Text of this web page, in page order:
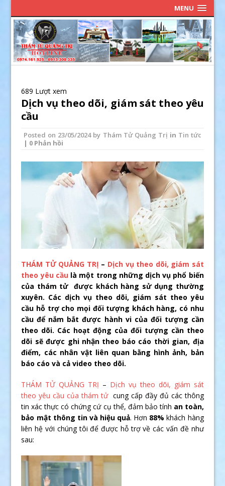
MENU
689 Lượt xem
Dịch vụ theo dõi, giám sát theo yêu
cầu
Posted on 23/05/2024by Thám Tử Quảng Trị in Tin tức
| 0 Phản hồi
THÁM TỬ QUẢNG TRỊ – Dịch vụ theo dõi, giám sát
theo yêu cầu là một trong những dịch vụ phổ biến
của thám tử được khách hàng sử dụng thường
xuyên. Các dịch vụ theo dõi, giám sát theo yêu
cầu hỗ trợ cho mọi đối tượng khách hàng, có nhu
cầu để nắm bắt được hành vi của đối tượng cần
theo dõi. Các hoạt động của đối tượng cần theo
dõi sẽ được ghi nhận theo báo cáo thời gian, địa
điểm, các nhân vật liên quan bằng hình ảnh, bản
báo cáo và cả video theo dõi.
THÁM TỬ QUẢNG TRỊ – Dịch vụ theo dõi, giám sát
theo yêu cầu của thám tử cung cấp đầy đủ các thông
tin xác thực có chứng cứ cụ thể, đảm bảo tính an toàn,
bảo mật thông tin và hiệu quả. Hơn 88% khách hàng
liên hệ với chúng tôi để được hỗ trợ về các vấn đề như
sau: